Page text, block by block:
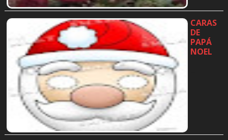
CARAS
DE
PAPÁ
NOEL